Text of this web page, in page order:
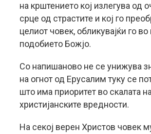
на крштението кој излегува од
срце од страстите и кој го
целиот човек, обликувајќи го во
подобието Божјо.
Со напишаново не се унижува
на огнот од Ерусалим туку се
што има приоритет во скалата на
христијанските вредности.
На секој верен Христов човек